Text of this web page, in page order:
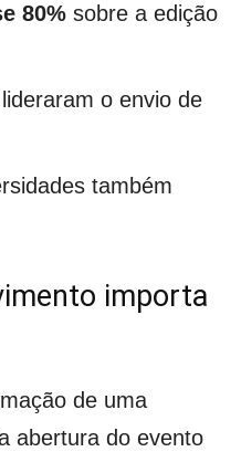
80% sobre a edição
o envio de
também
importa
de uma
abertura do evento